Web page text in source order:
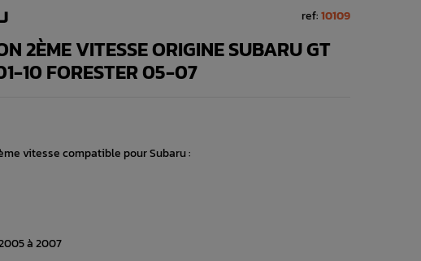
ref:10109
2ÈME VITESSE ORIGINE SUBARU GT
10 FORESTER 05-07
vitesse compatible pour Subaru :
à 2007